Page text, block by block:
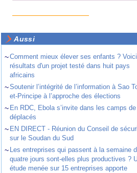
Aussi
~Comment mieux élever ses enfants ?
résultats d'un projet testé dans huit pays
africains
~Soutenir l’intégrité de l’information à Sao
et-Principe à l’approche des élections
~ En RDC, Ebola s’invite dans les camps de
déplacés
~ EN DIRECT - Réunion du Conseil de
sur le Soudan du Sud
~ Les entreprises qui passent à la semaine
quatre jours sont-elles plus productives ?
étude menée sur 15 entreprises apporte